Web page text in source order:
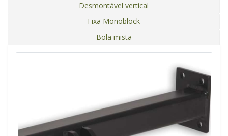
Desmontável vertical
Fixa Monoblock
Bola mista